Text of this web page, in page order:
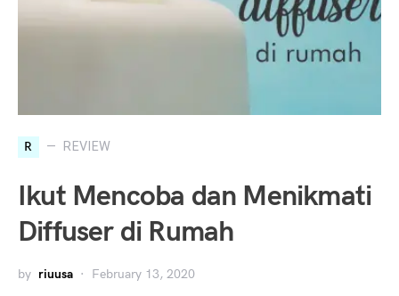
R REVIEW
Ikut Mencoba dan Menikmati
Diffuser di Rumah
by riuusa February 13, 2020